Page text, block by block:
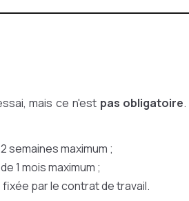
mais ce n'est pas obligatoire
semaines maximum ;
1 mois maximum ;
par le contrat de travail.